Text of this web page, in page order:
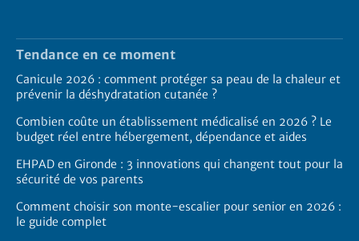
Tendance en ce moment
Canicule 2026 : comment protéger sa peau de la chaleur et
prévenir la déshydratation cutanée ?
Combien coûte un établissement médicalisé en 2026 ? Le
budget réel entre hébergement, dépendance et aides
EHPAD en Gironde : 3 innovations qui changent tout pour la
sécurité de vos parents
Comment choisir son monte-escalier pour senior en 2026 :
le guide complet